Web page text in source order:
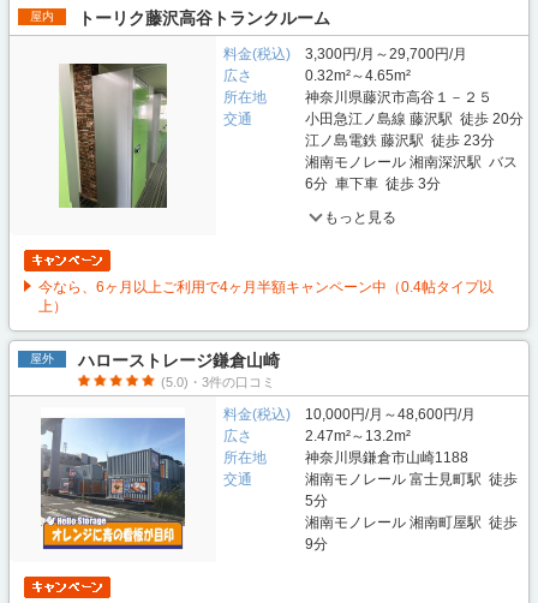
屋内 トーリク藤沢高谷トランクルーム
料金(税込)
3,300円/月～29,700円/月
広さ
0.32m²～4.65m²
所在地
神奈川県藤沢市高谷１－２５
交通
小田急江ノ島線 藤沢駅 徒歩 20分
江ノ島電鉄 藤沢駅 徒歩 23分
湘南モノレール 湘南深沢駅 バス
6分 車下車 徒歩 3分
もっと見る
今なら、6ヶ月以上ご利用で4ヶ月半額キャンペーン中（0.4帖タイプ以
上）
屋外 ハローストレージ鎌倉山崎
(5.0)・3件の口コミ
料金(税込)
10,000円/月～48,600円/月
広さ
2.47m²～13.2m²
所在地
神奈川県鎌倉市山崎1188
交通
湘南モノレール 富士見町駅 徒歩
5分
湘南モノレール 湘南町屋駅 徒歩
9分